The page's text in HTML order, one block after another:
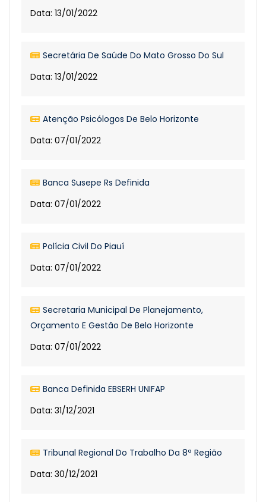
Data: 13/01/2022
Secretária De Saúde Do Mato Grosso Do Sul
Data: 13/01/2022
Atenção Psicólogos De Belo Horizonte
Data: 07/01/2022
Banca Susepe Rs Definida
Data: 07/01/2022
Polícia Civil Do Piauí
Data: 07/01/2022
Secretaria Municipal De Planejamento,
Orçamento E Gestão De Belo Horizonte
Data: 07/01/2022
Banca Definida EBSERH UNIFAP
Data: 31/12/2021
Tribunal Regional Do Trabalho Da 8ª Região
Data: 30/12/2021